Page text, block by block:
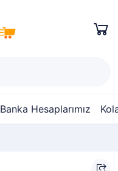
Banka Hesaplarımız